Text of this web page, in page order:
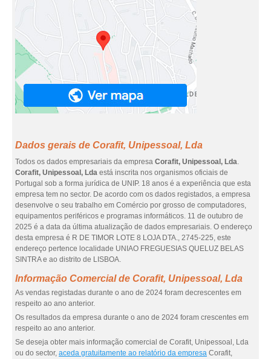
Dados gerais de Corafit, Unipessoal, Lda
Todos os dados empresariais da empresa Corafit, Unipessoal, Lda.
Corafit, Unipessoal, Lda está inscrita nos organismos oficiais de
Portugal sob a forma jurídica de UNIP. 18 anos é a experiência que esta
empresa tem no sector. De acordo com os dados registados, a empresa
desenvolve o seu trabalho em Comércio por grosso de computadores,
equipamentos periféricos e programas informáticos. 11 de outubro de
2025 é a data da última atualização de dados empresariais. O endereço
desta empresa é R DE TIMOR LOTE 8 LOJA DTA., 2745-225, este
endereço pertence localidade UNIAO FREGUESIAS QUELUZ BELAS
SINTRA e ao distrito de LISBOA.
Informação Comercial de Corafit, Unipessoal, Lda
As vendas registadas durante o ano de 2024 foram decrescentes em
respeito ao ano anterior.
Os resultados da empresa durante o ano de 2024 foram crescentes em
respeito ao ano anterior.
Se deseja obter mais informação comercial de Corafit, Unipessoal, Lda
ou do sector, aceda gratuitamente ao relatório da empresa Corafit,